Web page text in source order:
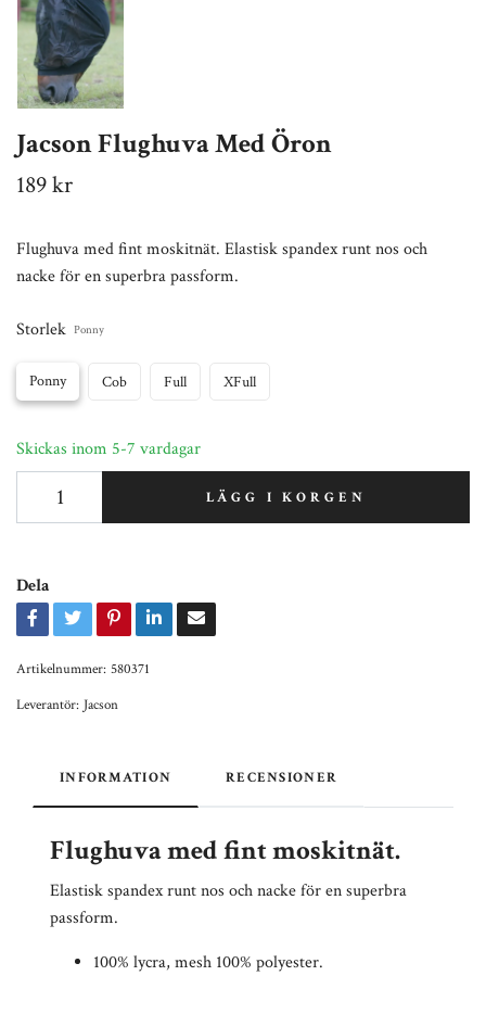
Jacson Flughuva Med Öron
189 kr
Flughuva med fint moskitnät. Elastisk spandex runt nos och
nacke för en superbra passform.
Storlek Ponny
Ponny Cob Full XFull
Skickas inom 5-7 vardagar
LÄGG I KORGEN
Dela
Artikelnummer: 580371
Leverantör: Jacson
INFORMATION RECENSIONER
Flughuva med fint moskitnät.
Elastisk spandex runt nos och nacke för en superbra
passform.
100% lycra, mesh 100% polyester.